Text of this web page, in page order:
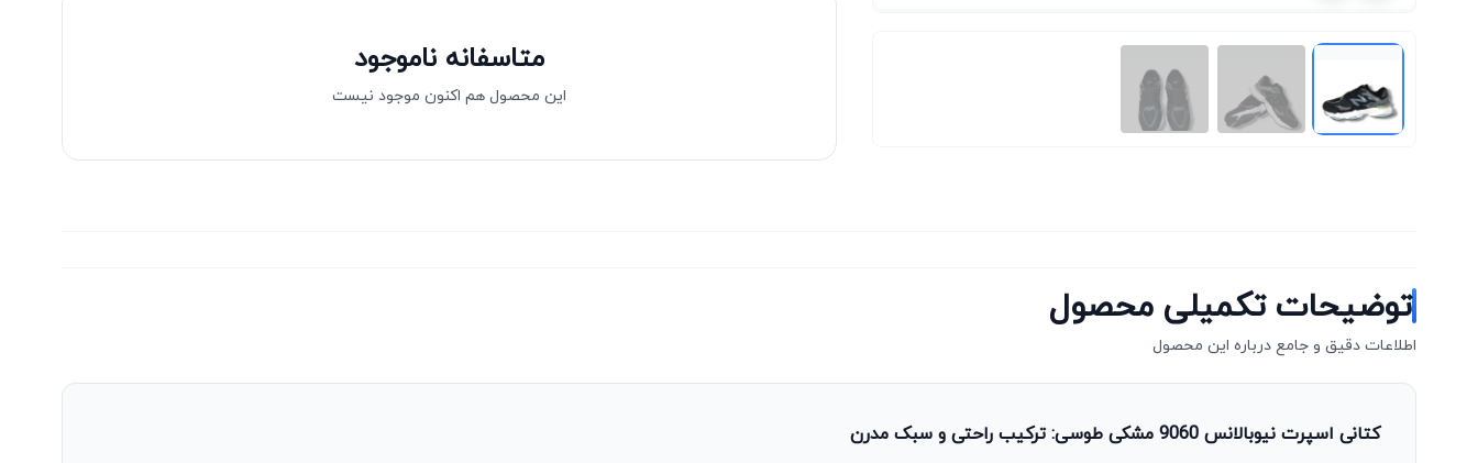
متاسفانه ناموجود
این محصول هم اکنون موجود نیست
توضیحات تکمیلی محصول
اطلاعات دقیق و جامع درباره این محصول
کتانی اسپرت نیوبالانس 9060 مشکی طوسی: ترکیب راحتی و سبک مدرن